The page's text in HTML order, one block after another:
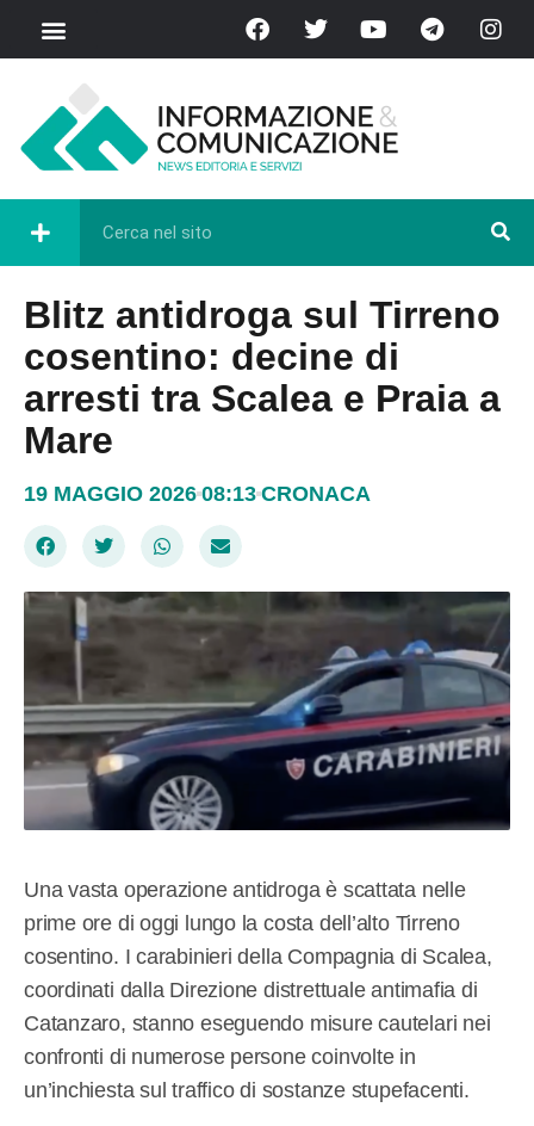
Blitz antidroga sul Tirreno
cosentino: decine di
arresti tra Scalea e Praia a
Mare
19 MAGGIO 2026 08:13 CRONACA
Una vasta operazione antidroga è scattata nelle
prime ore di oggi lungo la costa dell’alto Tirreno
cosentino. I carabinieri della Compagnia di Scalea,
coordinati dalla Direzione distrettuale antimafia di
Catanzaro, stanno eseguendo misure cautelari nei
confronti di numerose persone coinvolte in
un’inchiesta sul traffico di sostanze stupefacenti.